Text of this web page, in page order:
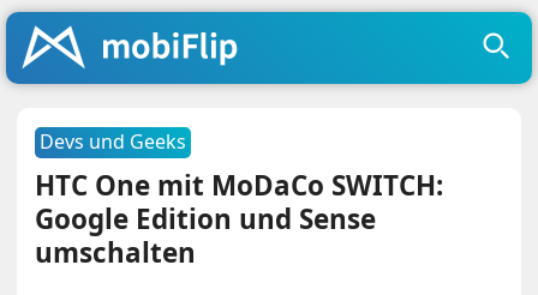
Devs und Geeks
HTC One mit MoDaCo SWITCH:
Google Edition und Sense
umschalten